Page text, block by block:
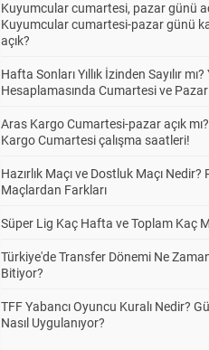
Kuyumcular cumartesi, pazar günü
Kuyumcular cumartesi-pazar günü
açık?
Hafta Sonları Yıllık İzinden Sayılır mı?
Hesaplamasında Cumartesi ve Pazar
Aras Kargo Cumartesi-pazar açık
Kargo Cumartesi çalışma saatleri!
Hazırlık Maçı ve Dostluk Maçı Nedir?
Maçlardan Farkları
Süper Lig Kaç Hafta ve Toplam Kaç
Türkiye'de Transfer Dönemi Ne
Bitiyor?
TFF Yabancı Oyuncu Kuralı Nedir?
Nasıl Uygulanıyor?